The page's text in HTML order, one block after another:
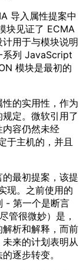
导入属性提案中
块见证了 ECMA
用于与模块说明
系列 JavaScript
模块是最初的
的实用性，作为
定。微软引用了
容仍然未经
于主机的，并且
最初提案，该提
现。之前使用的
- 第一个是断言
管很微妙）是，
析和解释，而前
来的计划表明从
逐步转变。